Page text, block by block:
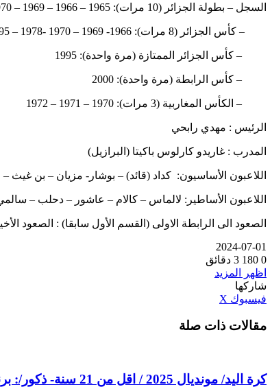
السجل – بطولة الجزائر (10 مرات): 1965 – 1966 – 1969 – 1970 – 2000 – 2001 – 2020 – 2021 – 2022 – 2023
– كأس الجزائر (8 مرات): 1966- 1969 – 1970 -1978 – 1995 – 2009 – 2017 – 2019
– كأس الجزائر الممتازة (مرة واحدة): 1995
– كأس الرابطة (مرة واحدة): 2000
– الكأس المغاربية (3 مرات): 1970 – 1971 – 1972
الرئيس : مهدي رابحي
المدرب : غاريدو كارلوس باكيتا (البرازيل)
اللاعبون الأساسيون: كداد (قائد) – بوشار- مزيان – بن غيث –
اللاعبون الأساطير: لالماس – كالام – عاشور – دحلب –
الصعود الى الرابطة الاولى (القسم الأول سابقا) : الصعود الأخير في
2024-07-01
0
3 دقائق
اظهر المزيد
شاركها
فيسبوك ‫X
البريد
مقالات ذات صلة
كرة اليد/ مونديال 2025 / اقل من 21 سنة- ذكور/: برنامج مباريات المنتخب الوطني